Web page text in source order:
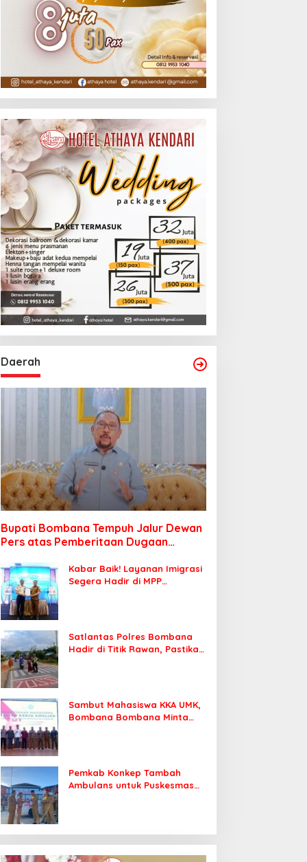
Daerah
Bupati Bombana Tempuh Jalur Dewan
Pers atas Pemberitaan Dugaan
Kabar Baik! Layanan Imigrasi
Segera Hadir di MPP
Satlantas Polres Bombana
Hadir di Titik Rawan, Pastikan
Sambut Mahasiswa KKA UMK,
Bombana Bombana Minta
Pemkab Konkep Tambah
Ambulans untuk Puskesmas